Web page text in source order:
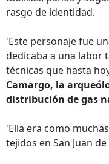
rasgo de identidad.
'Este personaje fue
dedicaba a una labor
técnicas que hasta
Camargo, la
distribución de gas
'Ella era como
tejidos en San Juan